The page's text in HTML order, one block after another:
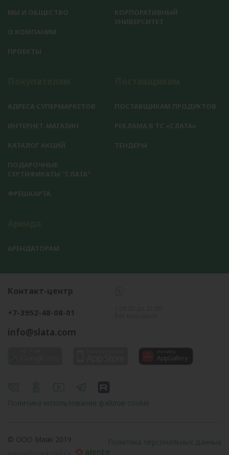
МЫ И ОБЩЕСТВО
О КОМПАНИИ
ПРОЕКТЫ
КОРПОРАТИВНЫЙ
УНИВЕРСИТЕТ
АДРЕСА СУПЕРМАРКЕТОВ
ИНТЕРНЕТ-МАГАЗИН
КАТАЛОГ АКЦИЙ
ПОДАРОЧНЫЕ
СЕРТИФИКАТЫ "СЛАТА"
ФРЕШКАРТА
ПОСТАВЩИКАМ ПРОДУКТОВ
РЕКЛАМА В ТС «СЛАТА»
ТЕНДЕРЫ
АРЕНДАТОРАМ
Контакт-центр
+7-3952-48-08-01
info@slata.com
Политика использования файлов cookie
© OOO Маяк 2019
Политика персональных данных